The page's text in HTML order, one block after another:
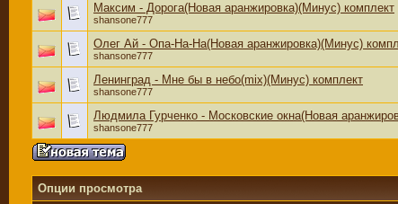
Максим - Дорога(Новая аранжировка)(Минус) комплект
shansone777
Олег Ай - Опа-Hа-Hа(Новая аранжировка)(Минус)
shansone777
Ленинград - Мне бы в небо(mix)(Минус) комплект
shansone777
Людмила Гурченко - Московские окна(Новая
shansone777
Опции просмотра